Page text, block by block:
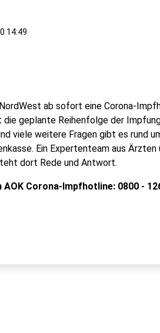
14:49
ab sofort eine Corona-
die geplante Reihenfolge der
viele weitere Fragen gibt es rund
Ein Expertenteam aus Ärzten
dort Rede und Antwort.
Corona-Impfhotline: 0800 -